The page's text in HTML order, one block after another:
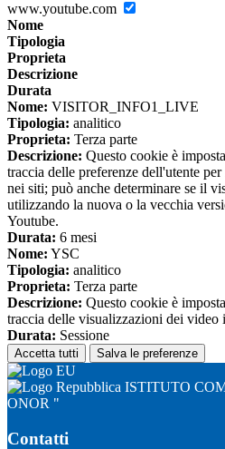
www.youtube.com
Nome
Tipologia
Proprieta
Descrizione
Durata
Nome: VISITOR_INFO1_LIVE
Tipologia: analitico
Proprieta: Terza parte
Descrizione: Questo cookie è
traccia delle preferenze dell'utente
nei siti; può anche determinare se il
utilizzando la nuova o la vecchia
Youtube.
Durata: 6 mesi
Nome: YSC
Tipologia: analitico
Proprieta: Terza parte
Descrizione: Questo cookie è
traccia delle visualizzazioni dei video
Durata: Sessione
Accetta tutti Salva le preferenze
ISTITUTO
ONOR "
Contatti